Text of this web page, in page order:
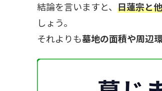
結論を言いますと、 日蓮宗と
しょう。
それよりも墓地の面積や周辺